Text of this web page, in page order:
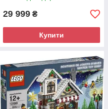
29 999 ₴
Купити